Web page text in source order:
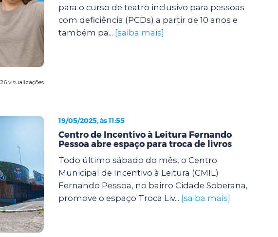
visualizações
para o curso de teatro inclusivo para pessoas
com deficiência (PCDs) a partir de 10 anos e
também pa... [saiba mais]
19/05/2025, às 11:55
Centro de Incentivo à Leitura Fernando
Pessoa abre espaço para troca de livros
Todo último sábado do mês, o Centro
Municipal de Incentivo à Leitura (CMIL)
Fernando Pessoa, no bairro Cidade Soberana,
promove o espaço Troca Liv... [saiba mais]